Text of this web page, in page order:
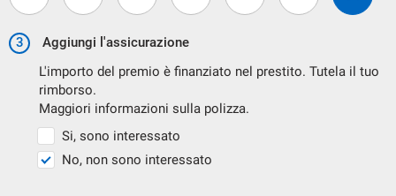
PERMUTA USATO
ACCETTIAMO IL VOSTRO VEICOLO IN PERMUTA.
PER AVER UNA VALUTAZIONE ON LINE VI PREGHIAMO DI
3
Aggiungi l'assicurazione
L'importo del premio è finanziato nel prestito. Tutela il tuo
rimborso.
Maggiori informazioni sulla polizza.
Si, sono interessato
No, non sono interessato